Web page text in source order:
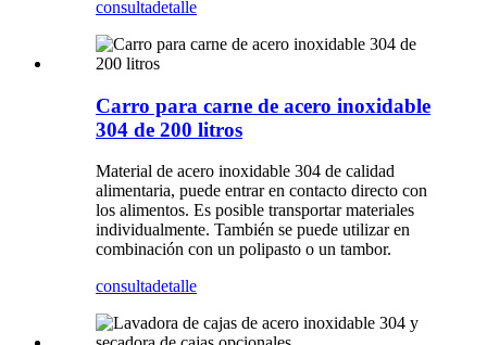
consultadetalle
Carro para carne de acero inoxidable
304 de 200 litros
Material de acero inoxidable 304 de calidad
alimentaria, puede entrar en contacto directo con
los alimentos. Es posible transportar materiales
individualmente. También se puede utilizar en
combinación con un polipasto o un tambor.
consultadetalle